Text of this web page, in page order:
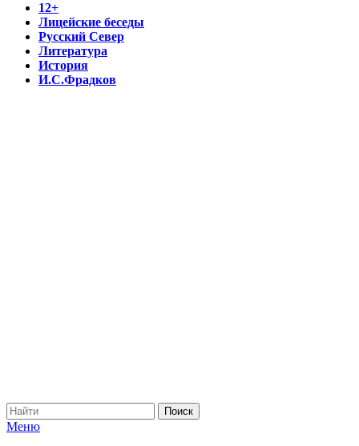
12+
Лицейские беседы
Русский Север
Литература
История
И.С.Фрадков
Меню